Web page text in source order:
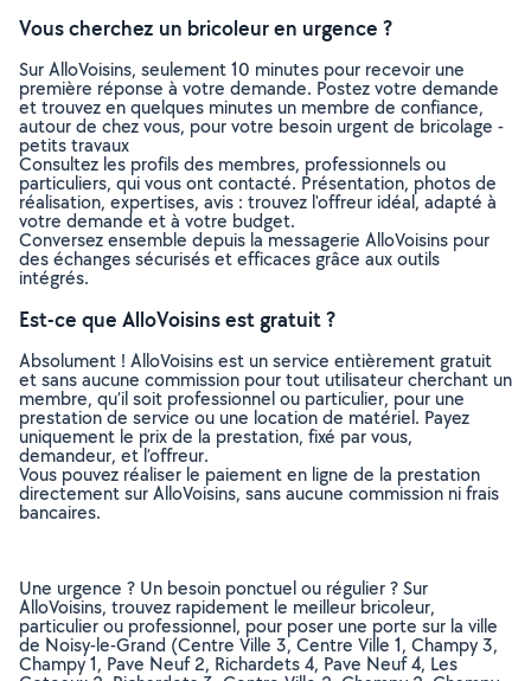
Vous cherchez un bricoleur en urgence ?
Sur AlloVoisins, seulement 10 minutes pour recevoir une
première réponse à votre demande. Postez votre demande
et trouvez en quelques minutes un membre de confiance,
autour de chez vous, pour votre besoin urgent de bricolage -
petits travaux
Consultez les profils des membres, professionnels ou
particuliers, qui vous ont contacté. Présentation, photos de
réalisation, expertises, avis : trouvez l'offreur idéal, adapté à
votre demande et à votre budget.
Conversez ensemble depuis la messagerie AlloVoisins pour
des échanges sécurisés et efficaces grâce aux outils
intégrés.
Est-ce que AlloVoisins est gratuit ?
Absolument ! AlloVoisins est un service entièrement gratuit
et sans aucune commission pour tout utilisateur cherchant un
membre, qu’il soit professionnel ou particulier, pour une
prestation de service ou une location de matériel. Payez
uniquement le prix de la prestation, fixé par vous,
demandeur, et l’offreur.
Vous pouvez réaliser le paiement en ligne de la prestation
directement sur AlloVoisins, sans aucune commission ni frais
bancaires.
Une urgence ? Un besoin ponctuel ou régulier ? Sur
AlloVoisins, trouvez rapidement le meilleur bricoleur,
particulier ou professionnel, pour poser une porte sur la ville
de Noisy-le-Grand (Centre Ville 3, Centre Ville 1, Champy 3,
Champy 1, Pave Neuf 2, Richardets 4, Pave Neuf 4, Les